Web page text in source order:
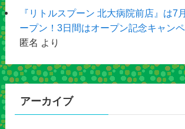
『リトルスプーン 北大病院前店』は7
ープン！3日間はオープン記念キャン
匿名 より
アーカイブ